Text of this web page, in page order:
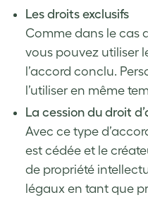
Les droits exclusifs
Comme dans le cas
vous pouvez utiliser
l’accord conclu.
l’utiliser en même
La cession du droit
Avec ce type
est cédée et le
de propriété
légaux en tant que